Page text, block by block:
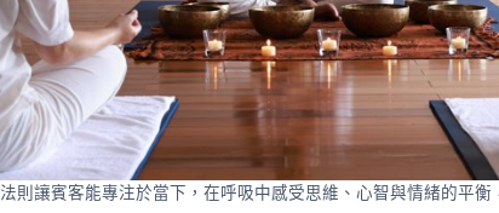
則讓賓客能專注於當下，在呼吸中感受思維、心智與情緒的平衡